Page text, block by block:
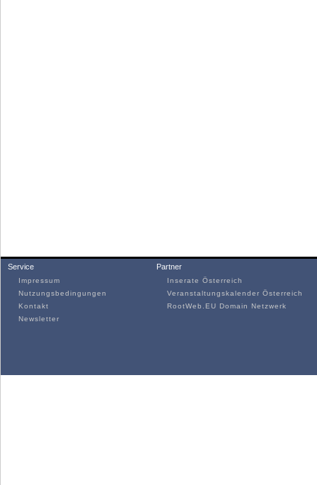
Service
Impressum
Nutzungsbedingungen
Kontakt
Newsletter
Partner
Inserate Österreich
Veranstaltungskalender Österreich
RootWeb.EU Domain Netzwerk